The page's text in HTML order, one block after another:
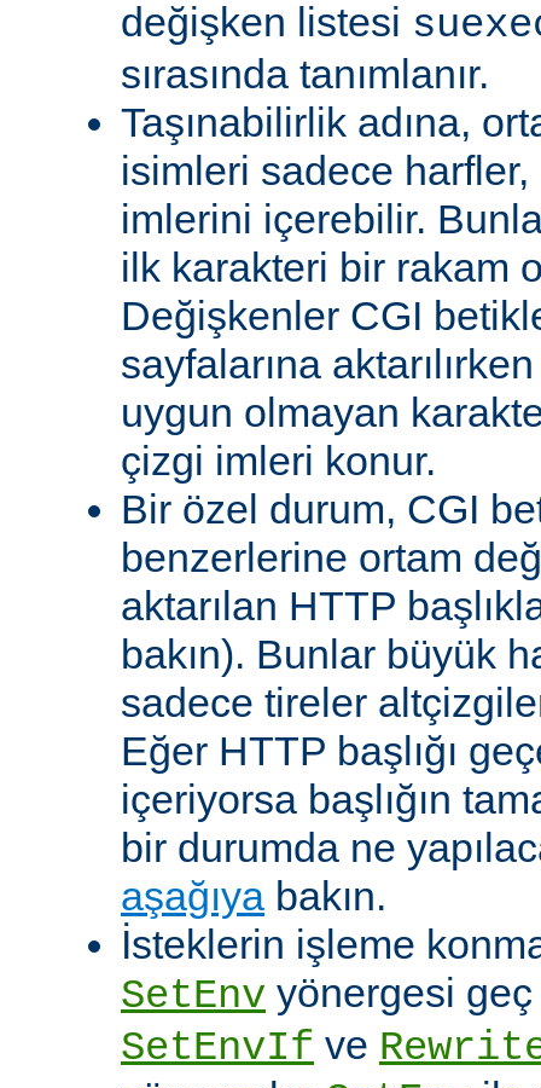
değişken listesi
sırasında tanımlanır.
Taşınabilirlik adına,
isimleri sadece
imlerini içerebilir.
ilk karakteri bir rakam
Değişkenler CGI
sayfalarına
uygun olmayan
çizgi imleri konur.
Bir özel durum, CGI
benzerlerine ortam
aktarılan HTTP
bakın). Bunlar büyük
sadece tireler
Eğer HTTP başlığı
içeriyorsa başlığın
bir durumda ne
aşağıya bakın.
İsteklerin işleme
SetEnv yönergesi geç
SetEnvIf ve